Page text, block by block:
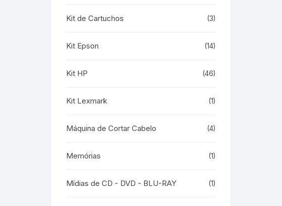
Kit de Cartuchos (3)
Kit Epson (14)
Kit HP (46)
Kit Lexmark (1)
Máquina de Cortar Cabelo (4)
Memórias (1)
Mídias de CD - DVD - BLU-RAY (1)